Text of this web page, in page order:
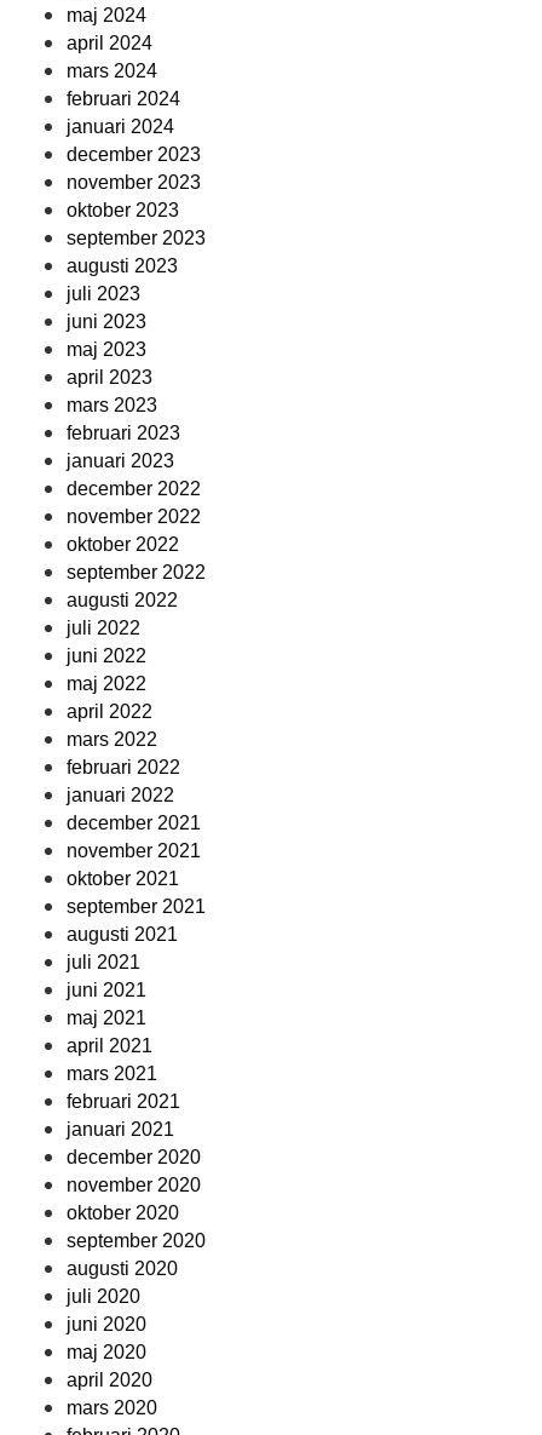
maj 2024
april 2024
mars 2024
februari 2024
januari 2024
december 2023
november 2023
oktober 2023
september 2023
augusti 2023
juli 2023
juni 2023
maj 2023
april 2023
mars 2023
februari 2023
januari 2023
december 2022
november 2022
oktober 2022
september 2022
augusti 2022
juli 2022
juni 2022
maj 2022
april 2022
mars 2022
februari 2022
januari 2022
december 2021
november 2021
oktober 2021
september 2021
augusti 2021
juli 2021
juni 2021
maj 2021
april 2021
mars 2021
februari 2021
januari 2021
december 2020
november 2020
oktober 2020
september 2020
augusti 2020
juli 2020
juni 2020
maj 2020
april 2020
mars 2020